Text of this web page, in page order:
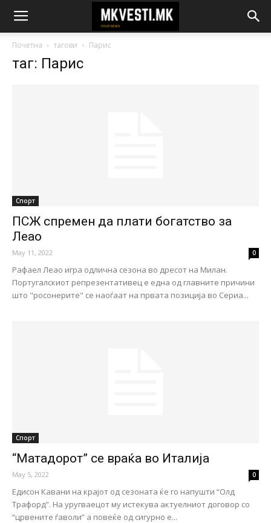
Почетна тагови Парис
таг: Парис
Спорт
ПСЖ спремен да плати богатство за
Леао
May 11, 2022 0
Рафаел Леао игра одлична сезона во дресот на Милан.
Португалскиот репрезентативец е една од главните причини
што "росонерите" се наоѓаат на првата позиција во Сериа...
Спорт
“Матадорот” се враќа во Италија
May 5, 2022 0
Едисон Кавани на крајот од сезоната ќе го напушти “Олд
Трафорд”. На уругваецот му истекува актуелниот договор со
“црвените ѓаволи” а повеќе од сигурно е...